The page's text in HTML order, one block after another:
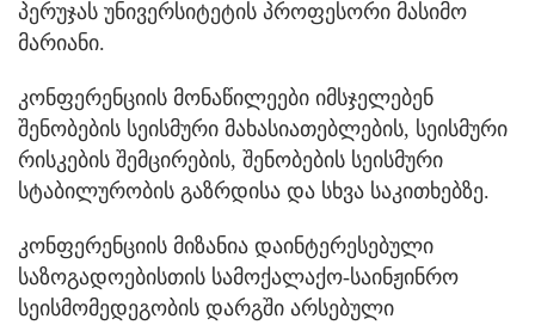
პერუჯას უნივერსიტეტის პროფესორი მასიმო
მარიანი.
კონფერენციის მონაწილეები იმსჯელებენ
შენობების სეისმური მახასიათებლების, სეისმური
რისკების შემცირების, შენობების სეისმური
სტაბილურობის გაზრდისა და სხვა საკითხებზე.
კონფერენციის მიზანია დაინტერესებული
საზოგადოებისთის სამოქალაქო-საინჟინრო
სეისმომედეგობის დარგში არსებული